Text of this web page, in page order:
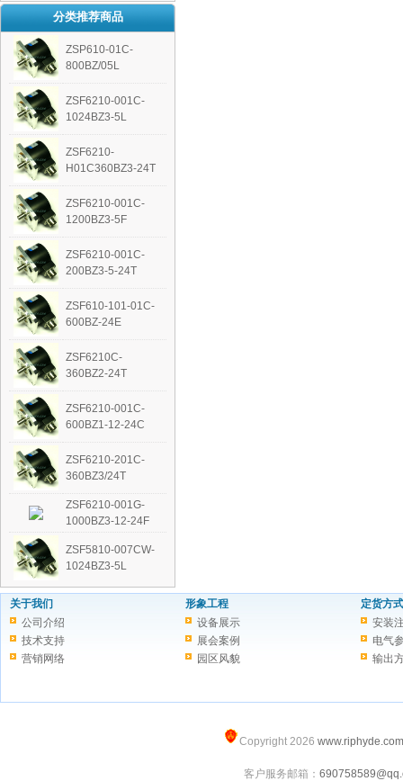
分类推荐商品
ZSP610-01C-
800BZ/05L
ZSF6210-001C-
1024BZ3-5L
ZSF6210-
H01C360BZ3-24T
ZSF6210-001C-
1200BZ3-5F
ZSF6210-001C-
200BZ3-5-24T
ZSF610-101-01C-
600BZ-24E
ZSF6210C-
360BZ2-24T
ZSF6210-001C-
600BZ1-12-24C
ZSF6210-201C-
360BZ3/24T
ZSF6210-001G-
1000BZ3-12-24F
ZSF5810-007CW-
1024BZ3-5L
关于我们
公司介绍
技术支持
营销网络
形象工程
设备展示
展会案例
园区风貌
定货方式
安装
电气
输出
Copyright 2026 www.riphyde.com
客户服务邮箱：